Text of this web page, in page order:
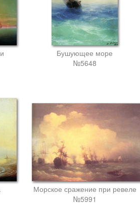
Бушующее море
№5648
Морское сражение при ревеле
№5991